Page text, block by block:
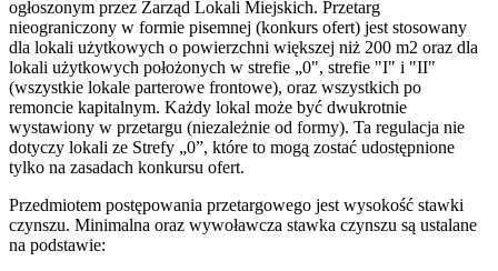
ogłoszonym przez Zarząd Lokali Miejskich. Przetarg
nieograniczony w formie pisemnej (konkurs ofert) jest stosowany
dla lokali użytkowych o powierzchni większej niż 200 m2 oraz dla
lokali użytkowych położonych w strefie „0", strefie "I" i "II"
(wszystkie lokale parterowe frontowe), oraz wszystkich po
remoncie kapitalnym. Każdy lokal może być dwukrotnie
wystawiony w przetargu (niezależnie od formy). Ta regulacja nie
dotyczy lokali ze Strefy „0”, które to mogą zostać udostępnione
tylko na zasadach konkursu ofert.
Przedmiotem postępowania przetargowego jest wysokość stawki
czynszu. Minimalna oraz wywoławcza stawka czynszu są ustalane
na podstawie: